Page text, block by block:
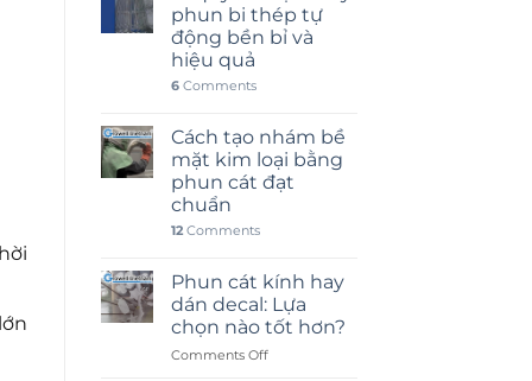
phun bi thép tự
động bền bỉ và
hiệu quả
6Comments
Cách tạo nhám bề
mặt kim loại bằng
phun cát đạt
chuẩn
12Comments
Phun cát kính hay
dán decal: Lựa
chọn nào tốt hơn?
Comments Offon